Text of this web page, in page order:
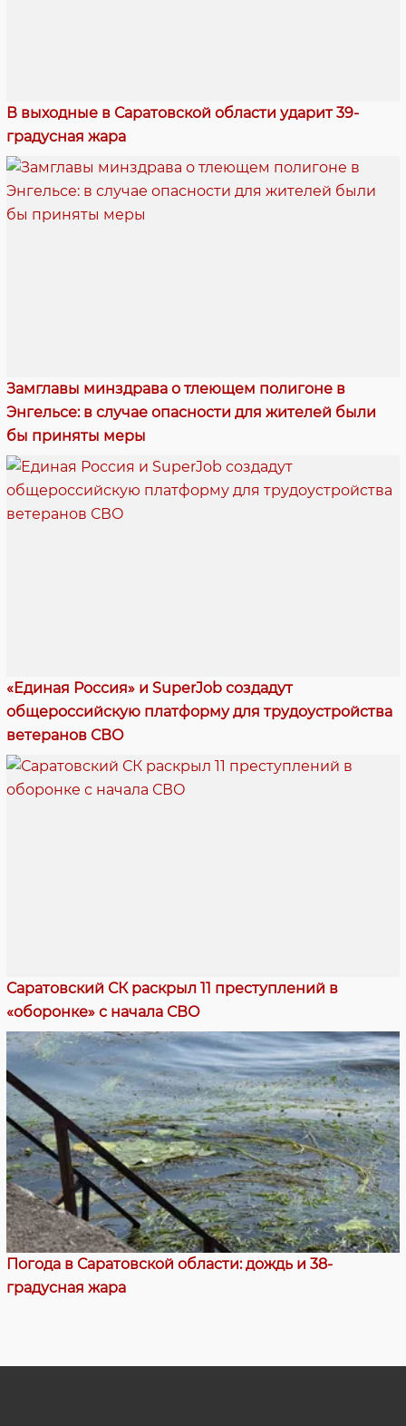
В выходные в Саратовской области ударит 39-
градусная жара
Замглавы минздрава о тлеющем полигоне в
Энгельсе: в случае опасности для жителей были
бы приняты меры
«Единая Россия» и SuperJob создадут
общероссийскую платформу для трудоустройства
ветеранов СВО
Саратовский СК раскрыл 11 преступлений в
«оборонке» с начала СВО
Погода в Саратовской области: дождь и 38-
градусная жара